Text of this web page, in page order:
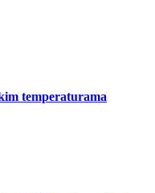
temperaturama